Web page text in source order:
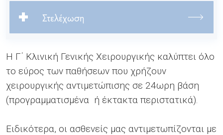
Στελέχωση
Η Γ΄ Κλινική Γενικής Χειρουργικής καλύπτει όλο
το εύρος των παθήσεων που χρήζουν
χειρουργικής αντιμετώπισης σε 24ωρη βάση
(προγραμματισμένα ή έκτακτα περιστατικά).
Ειδικότερα, οι ασθενείς μας αντιμετωπίζονται με